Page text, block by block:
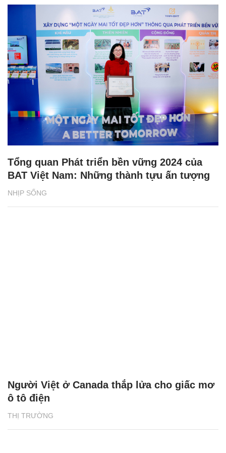
NHỊP SỐNG
Tổng quan Phát triển bền vững 2024 của
BAT Việt Nam: Những thành tựu ấn tượng
THỊ TRƯỜNG
Người Việt ở Canada thắp lửa cho giấc mơ
ô tô điện